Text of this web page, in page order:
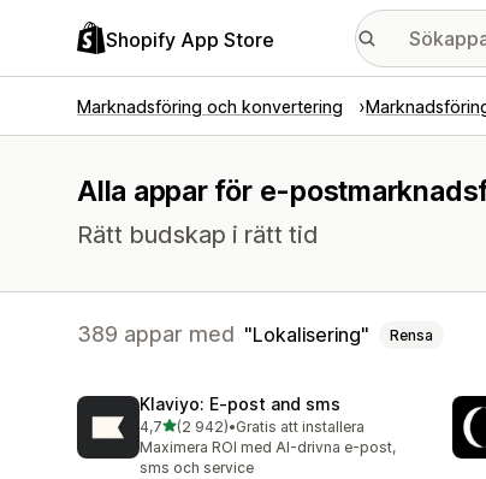
Shopify App Store
Marknadsföring och konvertering
Alla appar för e-
Rätt budskap i rätt tid
389 appar med Lokalisering Rensa
Klaviyo: E‑post and sms
4,7av 5 stjärnor
(2 942)
2942 recensioner totalt
•Gratis att installera
Maximera ROI med AI-drivna e-post,
sms och service